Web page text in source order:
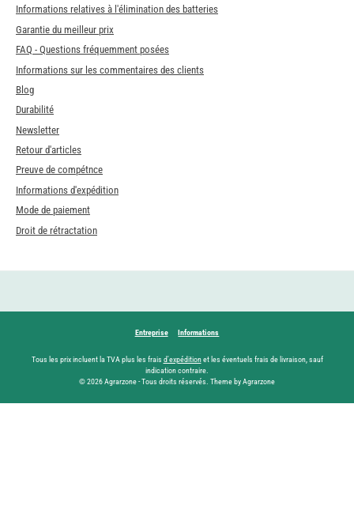
Informations relatives à l'élimination des batteries
Garantie du meilleur prix
FAQ - Questions fréquemment posées
Informations sur les commentaires des clients
Blog
Durabilité
Newsletter
Retour d'articles
Preuve de compétnce
Informations d'expédition
Mode de paiement
Droit de rétractation
Entreprise Informations
Tous les prix incluent la TVA plus les frais d'expéditionet les éventuels frais de livraison, sauf
indication contraire.
© 2026 Agrarzone - Tous droits réservés. Theme by Agrarzone